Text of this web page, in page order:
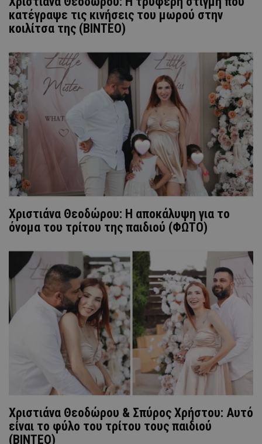
κατέγραψε τις κινήσεις του μωρού στην
κοιλίτσα της (ΒΙΝΤΕΟ)
Χριστιάνα Θεοδώρου: Η αποκάλυψη για το
όνομα του τρίτου της παιδιού (ΦΩΤΟ)
Χριστιάνα Θεοδώρου & Σπύρος Χρήστου: Αυτό
είναι το φύλο του τρίτου τους παιδιού
(ΒΙΝΤΕΟ)